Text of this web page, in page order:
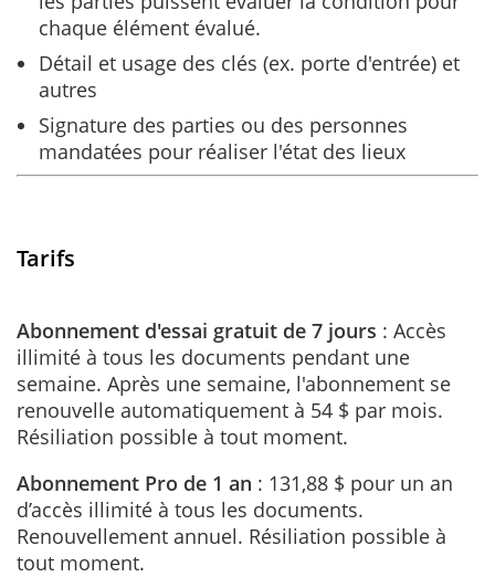
chaque élément évalué.
Détail et usage des clés (ex. porte d'entrée) et
autres
Signature des parties ou des personnes
mandatées pour réaliser l'état des lieux
Tarifs
Abonnement d'essai gratuit de 7 jours : Accès
illimité à tous les documents pendant une
semaine. Après une semaine, l'abonnement se
renouvelle automatiquement à 54 $ par mois.
Résiliation possible à tout moment.
Abonnement Pro de 1 an : 131,88 $ pour un an
d’accès illimité à tous les documents.
Renouvellement annuel. Résiliation possible à
tout moment.